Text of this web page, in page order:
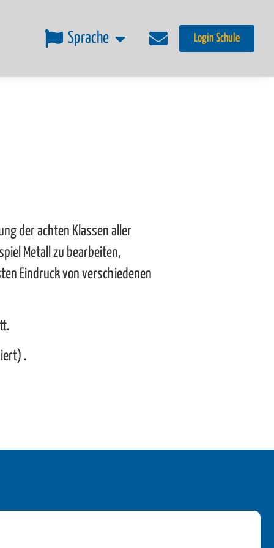
Sprache Login Schule
der achten Klassen aller
Metall zu bearbeiten,
Eindruck von verschiedenen
.